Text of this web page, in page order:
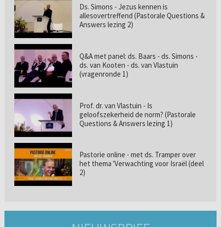
Ds. Simons - Jezus kennen is
allesovertreffend (Pastorale Questions &
Answers lezing 2)
Q&A met panel: ds. Baars - ds. Simons -
ds. van Kooten - ds. van Vlastuin
(vragenronde 1)
Prof. dr. van Vlastuin - Is
geloofszekerheid de norm? (Pastorale
Questions & Answers lezing 1)
Pastorie online - met ds. Tramper over
het thema 'Verwachting voor Israël (deel
2)